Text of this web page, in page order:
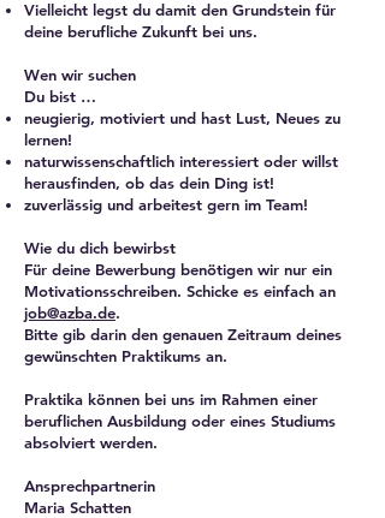
Vielleicht legst du damit den Grundstein für
deine berufliche Zukunft bei uns.
Wen wir suchen
Du bist …
neugierig, motiviert und hast Lust, Neues zu
lernen!
naturwissenschaftlich interessiert oder willst
herausfinden, ob das dein Ding ist!
zuverlässig und arbeitest gern im Team!
Wie du dich bewirbst
Für deine Bewerbung benötigen wir nur ein
Motivationsschreiben. Schicke es einfach an
job@azba.de.
Bitte gib darin den genauen Zeitraum deines
gewünschten Praktikums an.
Praktika können bei uns im Rahmen einer
beruflichen Ausbildung oder eines Studiums
absolviert werden.
Ansprechpartnerin
Maria Schatten